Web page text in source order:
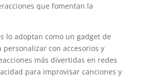
que fomentan la
lo adoptan como un gadget de
con accesorios y
más divertidas en redes
para improvisar canciones y